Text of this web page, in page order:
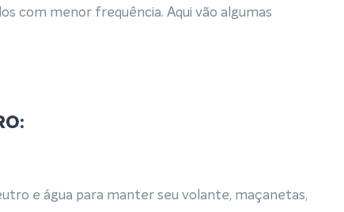
com menor frequência. Aqui vão algumas
e água para manter seu volante, maçanetas,